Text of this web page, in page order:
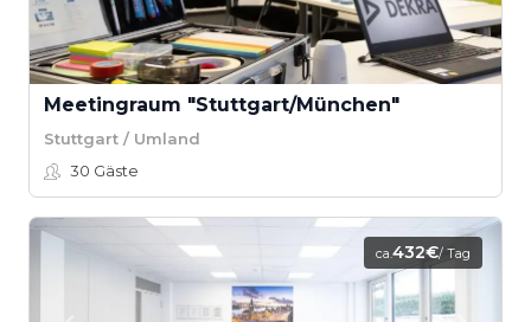
Meetingraum "Stuttgart/München"
Stuttgart / Umland
30 Gäste
ca.432€/ Tag